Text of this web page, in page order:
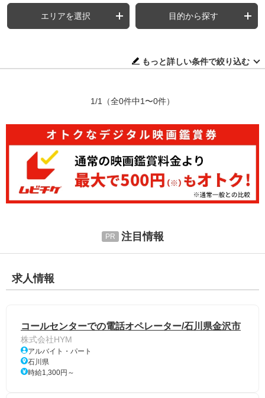
エリアを選択 目的から探す
もっと詳しい条件で絞り込む
1/1 （全0件中1〜0件）
注目情報
求人情報
コールセンターでの電話オペレーター/石川県金沢市
株式会社HYM
アルバイト・パート
石川県
時給1,300円～